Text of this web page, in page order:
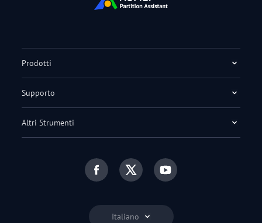
Italiano
Prodotti
Supporto
Altri Strumenti